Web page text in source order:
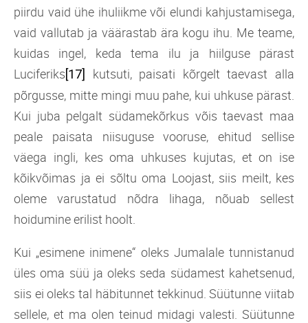
piirdu vaid ühe ihuliikme või elundi kahjustamisega,
vaid vallutab ja väärastab ära kogu ihu. Me teame,
kuidas ingel, keda tema ilu ja hiilguse pärast
Luciferiks[17]
kutsuti, paisati kõrgelt taevast alla
põrgusse, mitte mingi muu pahe, kui uhkuse pärast.
Kui juba pelgalt südamekõrkus võis taevast maa
peale paisata niisuguse vooruse, ehitud sellise
väega ingli, kes oma uhkuses kujutas, et on ise
kõikvõimas ja ei sõltu oma Loojast, siis meilt, kes
oleme varustatud nõdra lihaga, nõuab sellest
hoidumine erilist hoolt.
Kui „esimene inimene“ oleks Jumalale tunnistanud
üles oma süü ja oleks seda südamest kahetsenud,
siis ei oleks tal häbitunnet tekkinud. Süütunne viitab
sellele, et ma olen teinud midagi valesti. Süütunne